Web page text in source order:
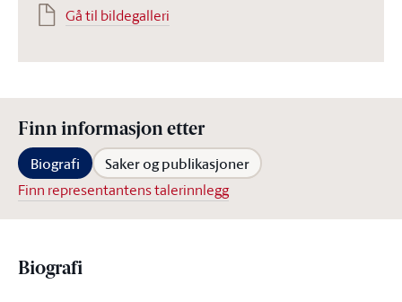
Gå til bildegalleri
Finn informasjon etter
Biografi Saker og publikasjoner
Finn representantens talerinnlegg
Biografi